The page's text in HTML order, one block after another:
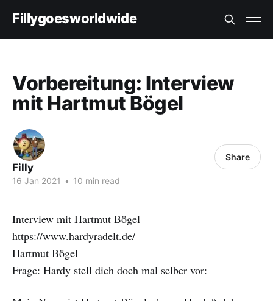
Fillygoesworldwide
Vorbereitung: Interview
mit Hartmut Bögel
Filly
16 Jan 2021 • 10 min read
Share
Interview mit Hartmut Bögel
https://www.hardyradelt.de/
Hartmut Bögel
Frage: Hardy stell dich doch mal selber vor: